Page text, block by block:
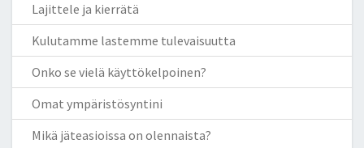
Lajittele ja kierrätä
Kulutamme lastemme tulevaisuutta
Onko se vielä käyttökelpoinen?
Omat ympäristösyntini
Mikä jäteasioissa on olennaista?